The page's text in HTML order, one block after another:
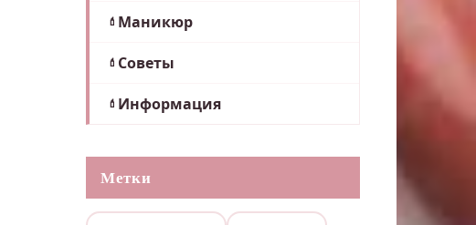
Маникюр
Советы
Информация
Метки